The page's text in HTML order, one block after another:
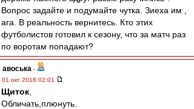
Вопрос задайте и подумайте чутка. Зиеха им ,
ага. В реальность вернитесь. Кто этих
футболистов готовил к сезону, что за матч раз
по воротам попадают?
авоська -
01 окт 2018 02:01
Щиток
Обличать,плюнуть.